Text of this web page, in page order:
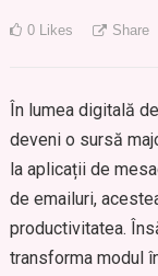
0 Likes Share
În lumea digitală
deveni o sursă
la aplicații de
de emailuri,
productivitatea.
transforma modul